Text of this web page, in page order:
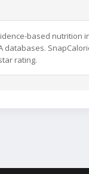
based nutrition
databases.
rating.